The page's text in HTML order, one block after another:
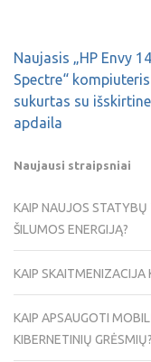
Naujasis „HP Envy 14
Spectre“ kompiuteris
sukurtas su
apdaila
Naujausi straipsniai
KAIP NAUJOS
ŠILUMOS ENERGIJĄ?
KAIP SKAITMENIZACIJA
KAIP APSAUGOTI
KIBERNETINIŲ GRĖSMIŲ?